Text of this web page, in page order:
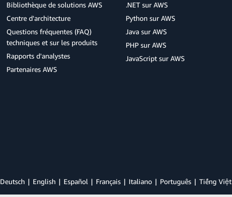
Bibliothèque de solutions AWS
Centre d'architecture
Questions fréquentes (FAQ)
techniques et sur les produits
Rapports d'analystes
Partenaires AWS
.NET sur AWS
Python sur AWS
Java sur AWS
PHP sur AWS
JavaScript sur AWS
Deutsch English Español Français Italiano Português Tiếng Việt